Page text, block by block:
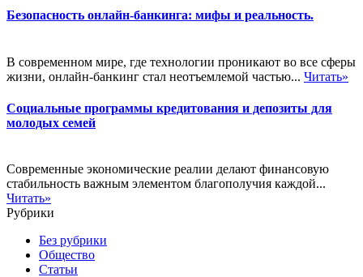
Безопасность онлайн-банкинга: мифы и реальность.
В современном мире, где технологии проникают во все сферы
жизни, онлайн-банкинг стал неотъемлемой частью... Читать»
Социальные программы кредитования и депозиты для
молодых семей
Современные экономические реалии делают финансовую
стабильность важным элементом благополучия каждой...
Читать»
Рубрики
Без рубрики
Общество
Статьи